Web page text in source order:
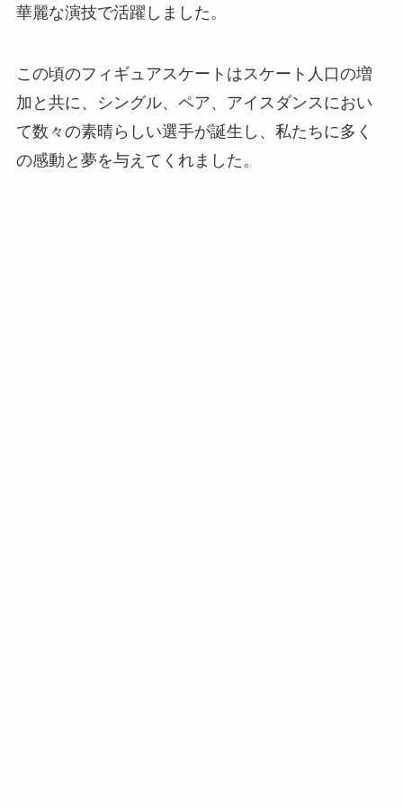
華麗な演技で活躍しました。
この頃のフィギュアスケートはスケート人口の増
加と共に、シングル、ペア、アイスダンスにおい
て数々の素晴らしい選手が誕生し、私たちに多く
の感動と夢を与えてくれました。